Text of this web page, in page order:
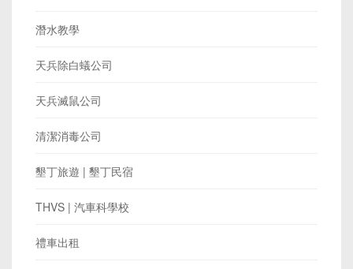
潛水教學
天兵除白蟻公司
天兵滅鼠公司
清潔消毒公司
墾丁旅遊 | 墾丁民宿
THVS | 汽車科學校
禮車出租